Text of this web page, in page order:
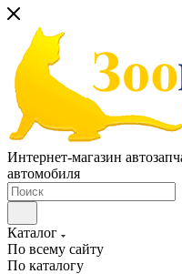
Интернет-магазин
автомобиля
Каталог
По всему сайту
По каталогу